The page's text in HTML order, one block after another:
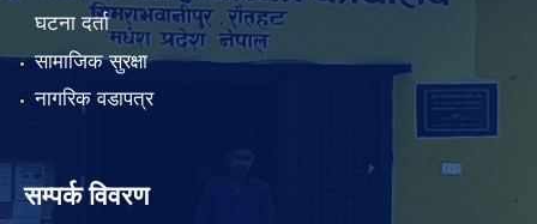
घटना दर्ता
सामाजिक सुरक्षा
नागरिक वडापत्र
सम्पर्क विवरण